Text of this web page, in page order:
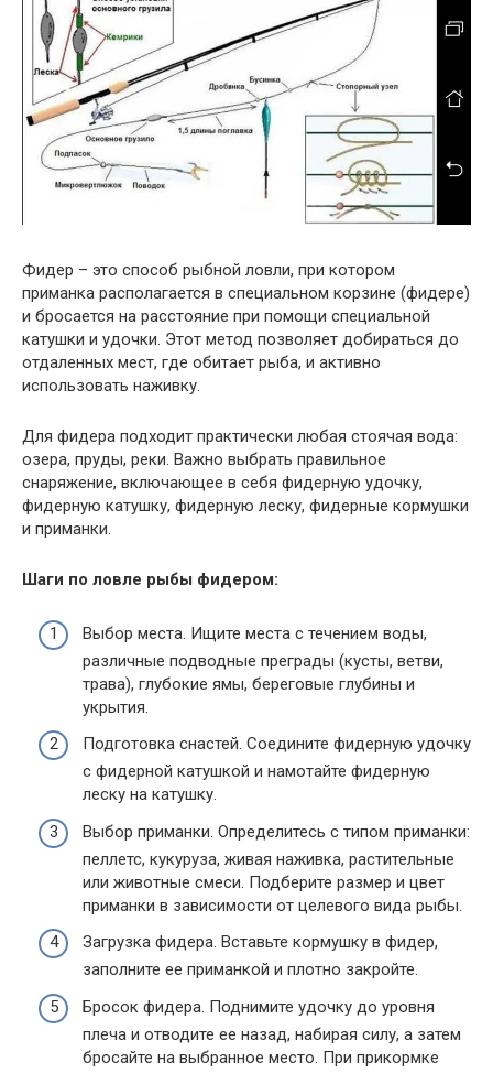
Фидер – это способ рыбной ловли, при котором
приманка располагается в специальном корзине (фидере)
и бросается на расстояние при помощи специальной
катушки и удочки. Этот метод позволяет добираться до
отдаленных мест, где обитает рыба, и активно
использовать наживку.
Для фидера подходит практически любая стоячая вода:
озера, пруды, реки. Важно выбрать правильное
снаряжение, включающее в себя фидерную удочку,
фидерную катушку, фидерную леску, фидерные кормушки
и приманки.
Шаги по ловле рыбы фидером:
Выбор места. Ищите места с течением воды,
различные подводные преграды (кусты, ветви,
трава), глубокие ямы, береговые глубины и
укрытия.
Подготовка снастей. Соедините фидерную удочку
с фидерной катушкой и намотайте фидерную
леску на катушку.
Выбор приманки. Определитесь с типом приманки:
пеллетс, кукуруза, живая наживка, растительные
или животные смеси. Подберите размер и цвет
приманки в зависимости от целевого вида рыбы.
Загрузка фидера. Вставьте кормушку в фидер,
заполните ее приманкой и плотно закройте.
Бросок фидера. Поднимите удочку до уровня
плеча и отводите ее назад, набирая силу, а затем
бросайте на выбранное место. При прикормке